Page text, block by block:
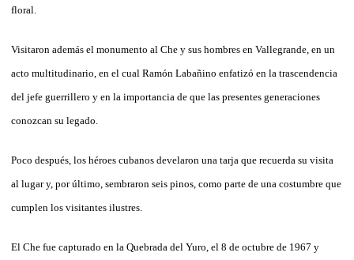
floral.
Visitaron además el monumento al Che y sus hombres en Vallegrande, en un
acto multitudinario, en el cual Ramón Labañino enfatizó en la trascendencia
del jefe guerrillero y en la importancia de que las presentes generaciones
conozcan su legado.
Poco después, los héroes cubanos develaron una tarja que recuerda su visita
al lugar y, por último, sembraron seis pinos, como parte de una costumbre que
cumplen los visitantes ilustres.
El Che fue capturado en la Quebrada del Yuro, el 8 de octubre de 1967 y